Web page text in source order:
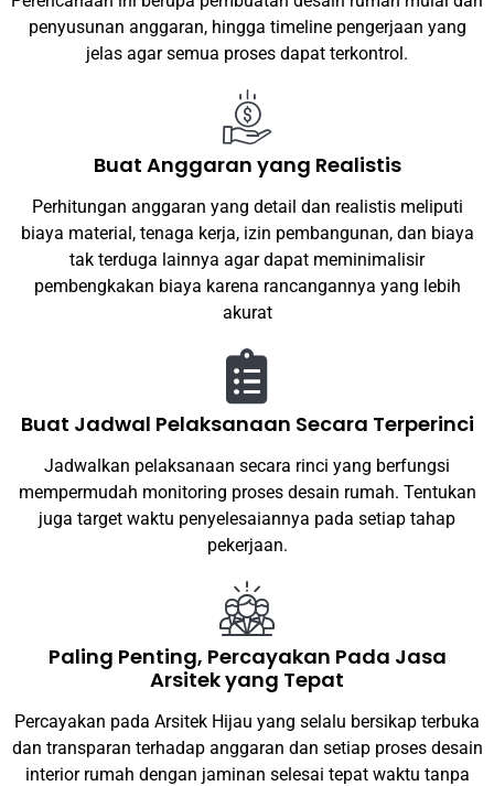
penyusunan anggaran, hingga timeline pengerjaan yang
jelas agar semua proses dapat terkontrol.
Buat Anggaran yang Realistis
Perhitungan anggaran yang detail dan realistis meliputi
biaya material, tenaga kerja, izin pembangunan, dan biaya
tak terduga lainnya agar dapat meminimalisir
pembengkakan biaya karena rancangannya yang lebih
akurat
Buat Jadwal Pelaksanaan Secara Terperinci
Jadwalkan pelaksanaan secara rinci yang berfungsi
mempermudah monitoring proses desain rumah. Tentukan
juga target waktu penyelesaiannya pada setiap tahap
pekerjaan.
Paling Penting, Percayakan Pada Jasa
Arsitek yang Tepat
Percayakan pada Arsitek Hijau yang selalu bersikap terbuka
dan transparan terhadap anggaran dan setiap proses desain
interior rumah dengan jaminan selesai tepat waktu tanpa